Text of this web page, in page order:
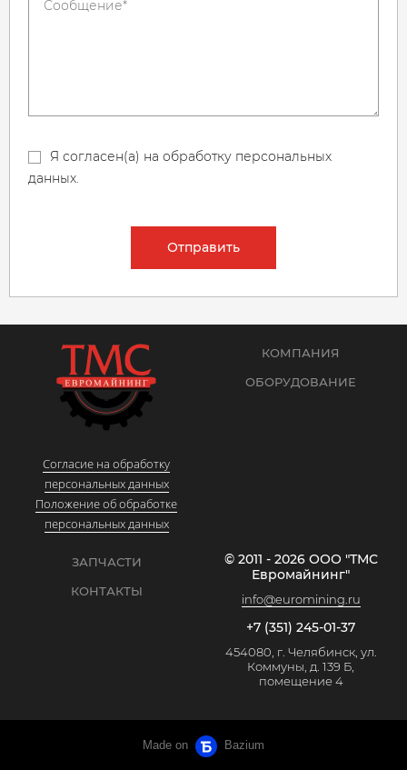
Я согласен(а) на обработку персональных
данных.
Отправить
Согласие на обработку
персональных данных
Положение об обработке
персональных данных
КОМПАНИЯ
ОБОРУДОВАНИЕ
ЗАПЧАСТИ
КОНТАКТЫ
© 2011 - 2026 ООО "ТМС
Евромайнинг"
info@euromining.ru
+7 (351) 245-01-37
454080, г. Челябинск, ул.
Коммуны, д. 139 Б,
помещение 4
Made on Bazium